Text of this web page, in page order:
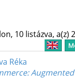
10 listázva, a(z)
Réka